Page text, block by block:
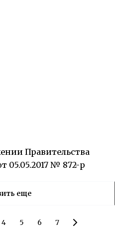
Правительства
05.05.2017 № 872-р
еще
4 5 6 7